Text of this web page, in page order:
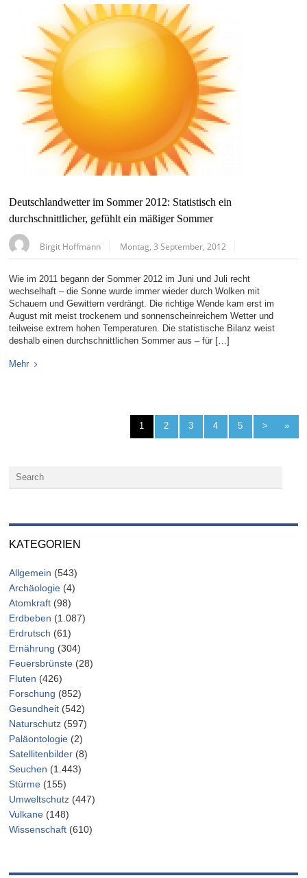
Deutschlandwetter im Sommer 2012: Statistisch ein
durchschnittlicher, gefühlt ein mäßiger Sommer
Birgit Hoffmann Montag, 3 September, 2012
Wie im 2011 begann der Sommer 2012 im Juni und Juli recht
wechselhaft – die Sonne wurde immer wieder durch Wolken mit
Schauern und Gewittern verdrängt. Die richtige Wende kam erst im
August mit meist trockenem und sonnenscheinreichem Wetter und
teilweise extrem hohen Temperaturen. Die statistische Bilanz weist
deshalb einen durchschnittlichen Sommer aus – für […]
Mehr
1 2 3 4 5 > »
KATEGORIEN
Allgemein (543)
Archäologie (4)
Atomkraft (98)
Erdbeben (1.087)
Erdrutsch (61)
Ernährung (304)
Feuersbrünste (28)
Fluten (426)
Forschung (852)
Gesundheit (542)
Naturschutz (597)
Paläontologie (2)
Satellitenbilder (8)
Seuchen (1.443)
Stürme (155)
Umweltschutz (447)
Vulkane (148)
Wissenschaft (610)